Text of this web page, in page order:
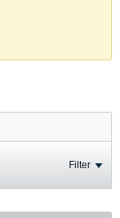
Filter